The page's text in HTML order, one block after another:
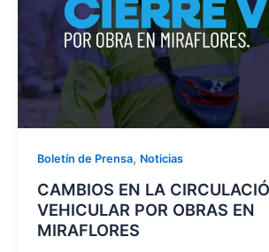
Boletín de Prensa, Noticias
CAMBIOS EN LA
VEHICULAR POR OBRAS EN
MIRAFLORES